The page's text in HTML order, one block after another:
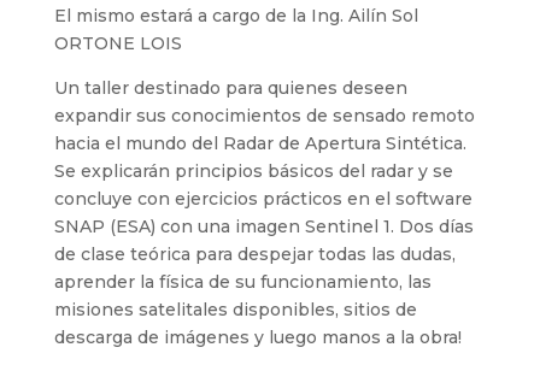
El mismo estará a cargo de la Ing. Ailín Sol
ORTONE LOIS
Un taller destinado para quienes deseen
expandir sus conocimientos de sensado remoto
hacia el mundo del Radar de Apertura Sintética.
Se explicarán principios básicos del radar y se
concluye con ejercicios prácticos en el software
SNAP (ESA) con una imagen Sentinel 1. Dos días
de clase teórica para despejar todas las dudas,
aprender la física de su funcionamiento, las
misiones satelitales disponibles, sitios de
descarga de imágenes y luego manos a la obra!